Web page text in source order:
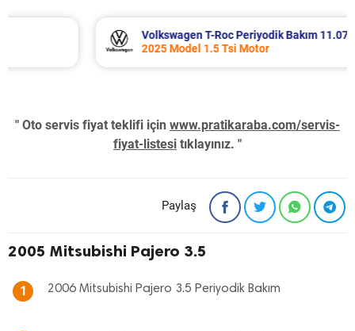
Volkswagen T-Roc Periyodik Bakım 11.071 TL
2025 Model 1.5 Tsi Motor
" Oto servis fiyat teklifi için www.pratikaraba.com/servis-
fiyat-listesi tıklayınız. "
Paylaş
2005 Mitsubishi Pajero 3.5
1 2006 Mitsubishi Pajero 3.5 Periyodik Bakım